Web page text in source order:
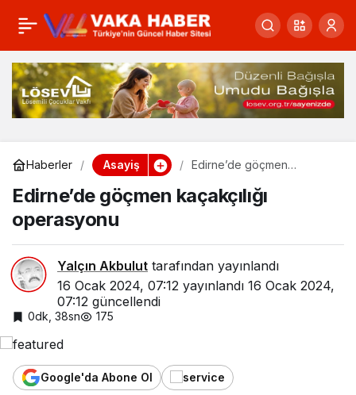
Haberler Asayiş
Edirne’de göçmen
Edirne’de göçmen kaçakçılığı
operasyonu
Yalçın Akbulut tarafından yayınlandı
16 Ocak 2024, 07:12 yayınlandı 16 Ocak 2024,
07:12 güncellendi
0dk, 38sn 175
Google'da Abone Ol
78 hedefte 77 terörist
etkisiz!
0 Paylaş